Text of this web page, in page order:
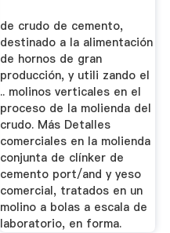
de crudo de cemento,
destinado a la alimentación
de hornos de gran
producción, y utili zando el
.. molinos verticales en el
proceso de la molienda del
crudo. Más Detalles
comerciales en la molienda
conjunta de clínker de
cemento port/and y yeso
comercial, tratados en un
molino a bolas a escala de
laboratorio, en forma.